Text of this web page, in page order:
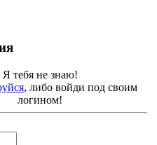
Я тебя не знаю!
, либо войди под своим
логином!